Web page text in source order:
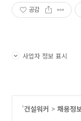
공감
사업자 정보 표시
'건설워커 > 채용정